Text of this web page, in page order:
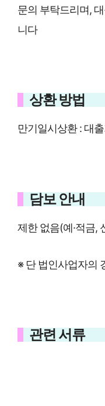
문의 부탁드리며,
니다
상환 방법
만기일시상환 : 대
담보 안내
제한 없음(예·적금,
※ 단 법인사업자의
관련 서류